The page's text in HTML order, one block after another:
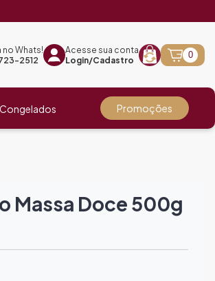
no Whats!
2512
Acesse sua conta
Login/Cadastro
0
Promoções
Massa Doce 500g